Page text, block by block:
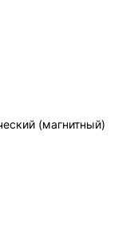
(магнитный)